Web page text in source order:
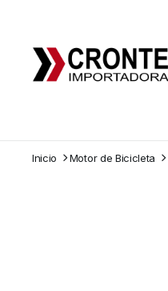
Inicio Motor de Bicicleta